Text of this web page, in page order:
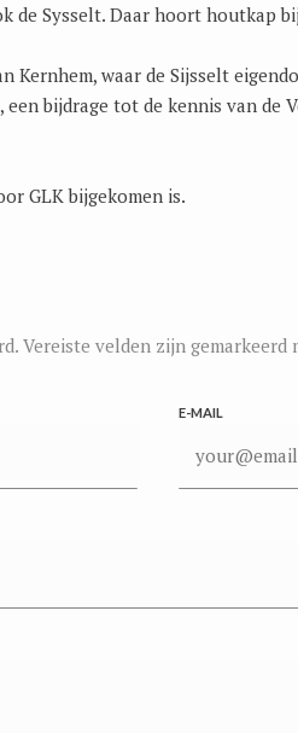
de Sysselt. Daar hoort houtkap
Kernhem, waar de Sijsselt
een bijdrage tot de kennis van de
GLK bijgekomen is.
Vereiste velden zijn gemarkeerd
E-MAIL